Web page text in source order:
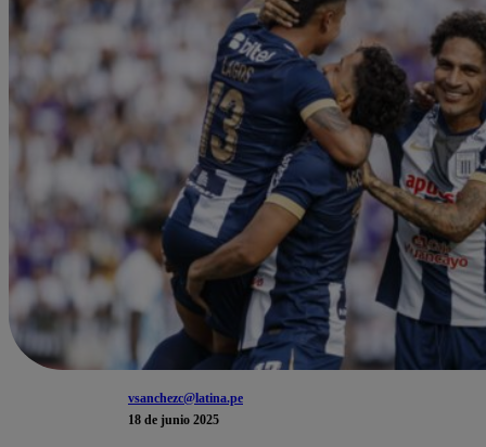
vsanchezc@latina.pe
18 de junio 2025